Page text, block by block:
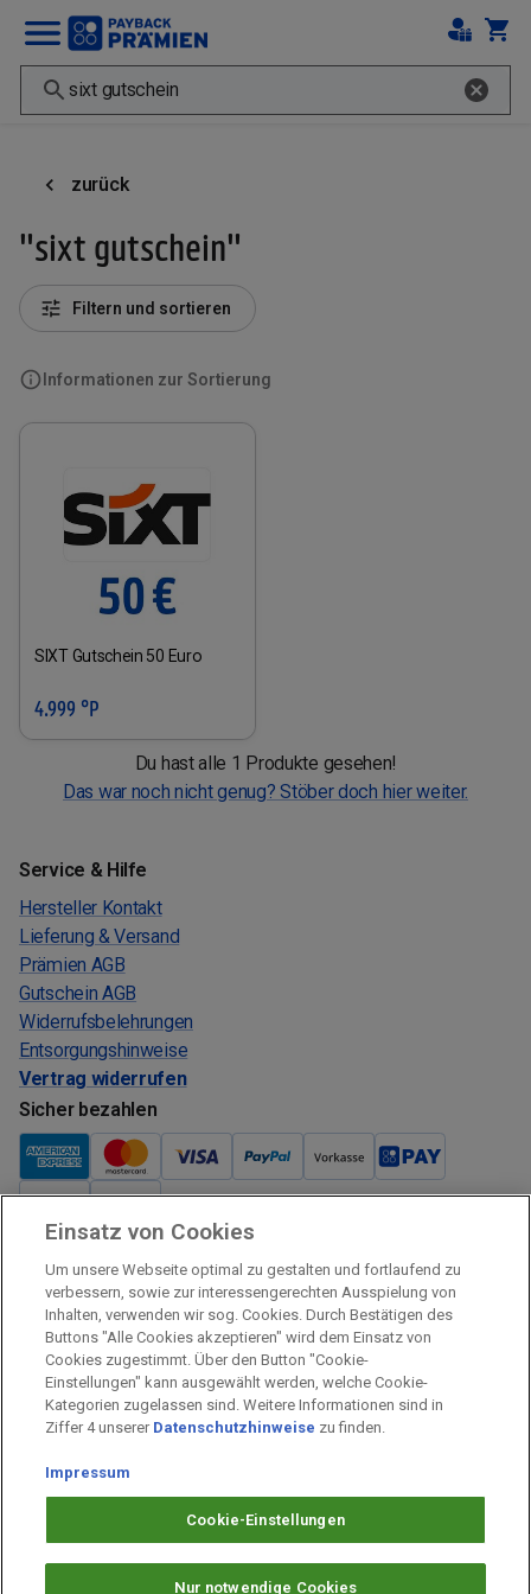
zurück
"sixt gutschein"
Informationen zur Sortierung
Filtern und sortieren
SIXT Gutschein 50 Euro
4.999 °P
Du hast alle 1 Produkte gesehen!
Das war noch nicht genug? Stöber doch hier weiter.
Service & Hilfe
Hersteller Kontakt
Lieferung & Versand
Prämien AGB
Gutschein AGB
Widerrufsbelehrungen
Entsorgungshinweise
Vertrag widerrufen
Sicher bezahlen
Verkauf und Versand
Kostenloser Versand:
Verkauf und Versand durch:
Verkauf Gutscheine durch:
Sicher einkaufen
Prämien Impressum
Prämien Datenschutz
Einsatz von Cookies
Um unsere Webseite optimal zu gestalten und fortlaufend zu
verbessern, sowie zur interessengerechten Ausspielung von
Inhalten, verwenden wir sog. Cookies. Durch Bestätigen des
Buttons "Alle Cookies akzeptieren" wird dem Einsatz von
Cookies zugestimmt. Über den Button "Cookie-
Einstellungen" kann ausgewählt werden, welche Cookie-
Kategorien zugelassen sind. Weitere Informationen sind in
Ziffer 4 unserer Datenschutzhinweise zu finden.
Impressum
Cookie-Einstellungen
Nur notwendige Cookies